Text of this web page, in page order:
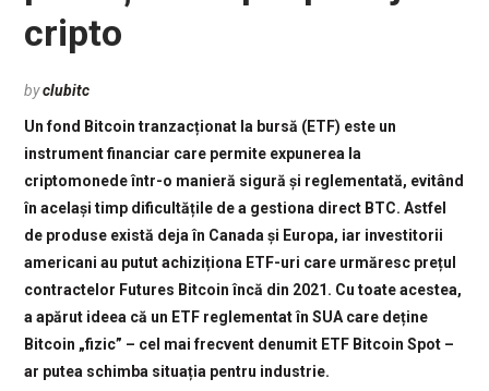
cripto
byclubitc
Un fond Bitcoin tranzacționat la bursă (ETF) este un
instrument financiar care permite expunerea la
criptomonede într-o manieră sigură și reglementată, evitând
în același timp dificultățile de a gestiona direct BTC. Astfel
de produse există deja în Canada și Europa, iar investitorii
americani au putut achiziționa ETF-uri care urmăresc prețul
contractelor Futures Bitcoin încă din 2021. Cu toate acestea,
a apărut ideea că un ETF reglementat în SUA care deține
Bitcoin „fizic” – cel mai frecvent denumit ETF Bitcoin Spot –
ar putea schimba situația pentru industrie.